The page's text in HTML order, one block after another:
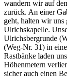
wandern wir auf
zurück. An einer
geht, halten wir uns
Ulrichskapelle.
Ulrichsbergrunde
(Weg-Nr. 31) in
Rastbänke laden
Höhenmetern
sicher auch einen